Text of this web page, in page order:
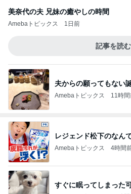
美奈代の夫 兄妹の癒やしの時間
Amebaトピックス 1日前
記事を読む
夫からの願ってもない
Amebaトピックス 11時
レジェンド松下のなん
Amebaトピックス 4時間
すぐに眠ってしまった